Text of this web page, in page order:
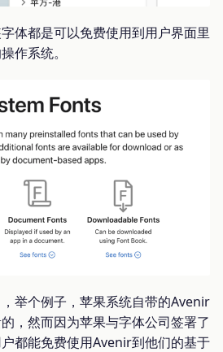
体都是可以免费使用到用户界面里
作系统。
举个例子，苹果系统自带的Avenir
，然而因为苹果与字体公司签署了
都能免费使用Avenir到他们的基于